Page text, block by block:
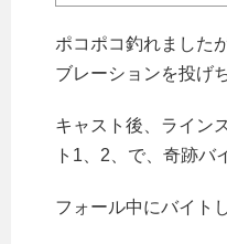
ポコポコ釣れました
ブレーションを投げ
キャスト後、ライン
ト1、2、で、奇跡バ
フォール中にバイト